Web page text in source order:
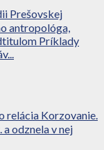
Prešovskej
antropológa,
Príklady
relácia Korzovanie.
odznela v nej